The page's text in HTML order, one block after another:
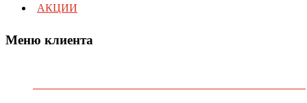
АКЦИИ
Меню клиента